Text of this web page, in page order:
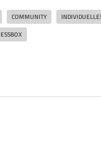
COMMUNITY